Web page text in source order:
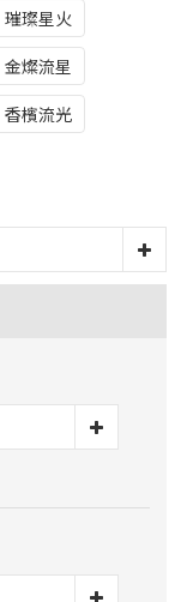
璀璨星火
金燦流星
香檳流光